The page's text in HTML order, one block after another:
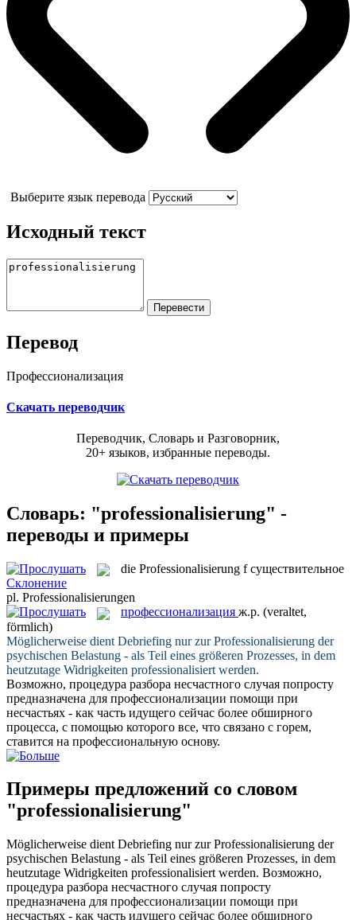
Выберите язык перевода
Исходный текст
Перевод
Профессионализация
Скачать переводчик
Переводчик, Словарь и Разговорник,
20+ языков, избранные переводы.
Словарь: "professionalisierung" -
переводы и примеры
die Professionalisierung f существительное
Склонение
pl. Professionalisierungen
профессионализация ж.р. (veraltet,
förmlich)
Möglicherweise dient Debriefing nur zurProfessionalisierung der
psychischen Belastung - als Teil eines größeren Prozesses, in dem
heutzutage Widrigkeiten professionalisiert werden.
Возможно, процедура разбора несчастного случая попросту
предназначена для профессионализации помощи при
несчастьях - как часть идущего сейчас более обширного
процесса, с помощью которого все, что связано с горем,
ставится на профессиональную основу.
Примеры предложений со словом
"professionalisierung"
Möglicherweise dient Debriefing nur zurProfessionalisierung der
psychischen Belastung - als Teil eines größeren Prozesses, in dem
heutzutage Widrigkeiten professionalisiert werden. Возможно,
процедура разбора несчастного случая попросту
предназначена для профессионализации помощи при
несчастьях - как часть идущего сейчас более обширного